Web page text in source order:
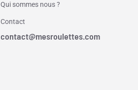
Qui sommes nous ?
Contact
contact@mesroulettes.com